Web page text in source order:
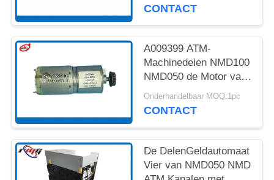
CONTACT
A009399 ATM-
Machinedelen NMD100
NMD050 de Motor van
de Automaatnf300
Oogst
Onderhandelbaar MOQ:1pc
CONTACT
De DelenGeldautomaat
Vier van NMD050 NMD